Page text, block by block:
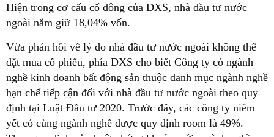
Hiện trong cơ cấu cổ đông của DXS, nhà đầu tư nước
ngoài nắm giữ 18,04% vốn.
Vừa phản hồi về lý do nhà đầu tư nước ngoài không thể
đặt mua cổ phiếu, phía DXS cho biết Công ty có ngành
nghề kinh doanh bất động sản thuộc danh mục ngành nghề
hạn chế tiếp cận đối với nhà đầu tư nước ngoài theo quy
định tại Luật Đầu tư 2020. Trước đây, các công ty niêm
yết có cùng ngành nghề được quy định room là 49%.